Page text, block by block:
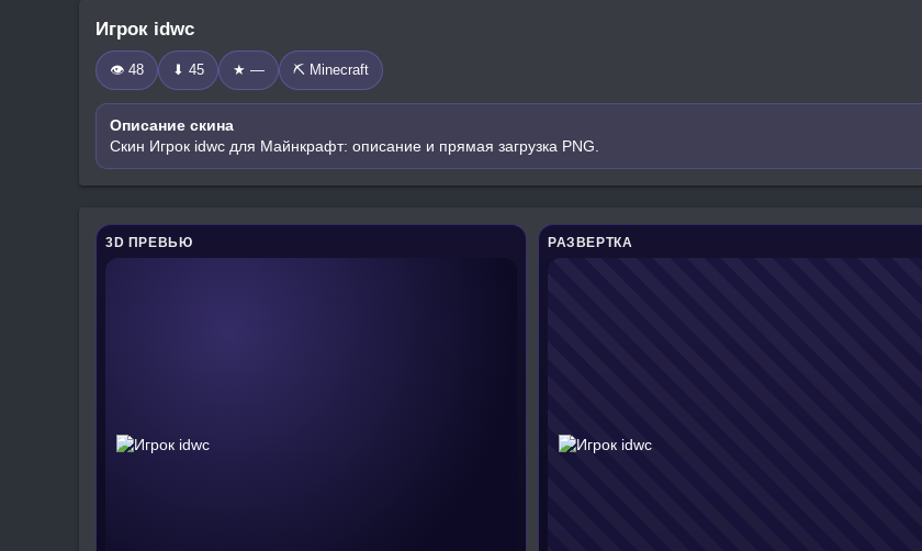
Игрок idwc
👁 48 ⬇ 45 ★ — ⛏️ Minecraft
Описание скина
Скин Игрок idwc для Майнкрафт: описание и прямая загрузка PNG.
3D ПРЕВЬЮ РАЗВЕРТКА